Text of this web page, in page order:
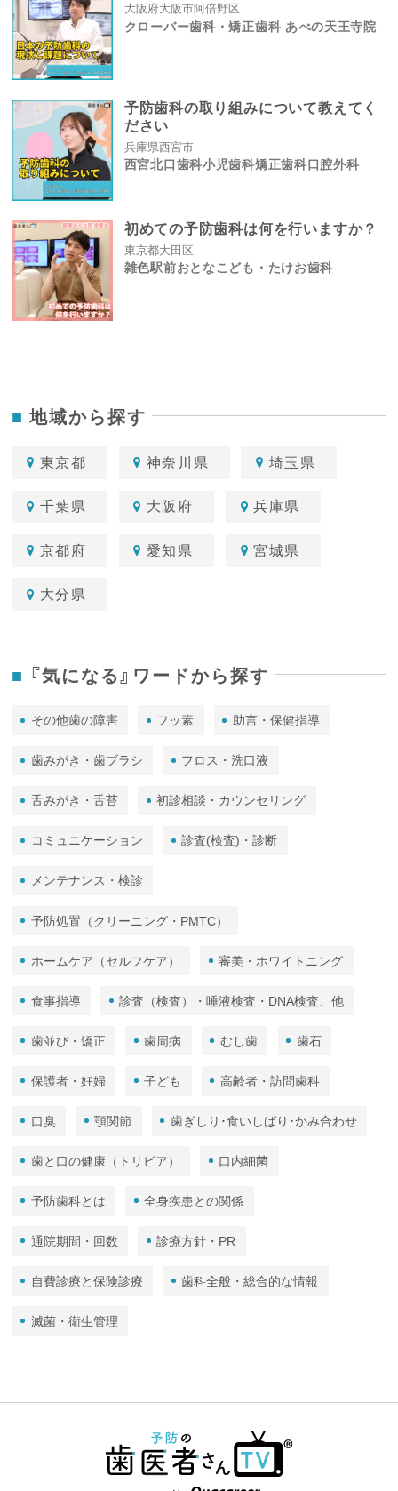
大阪府大阪市阿倍野区
クローバー歯科・矯正歯科 あべの天王寺院
予防歯科の取り組みについて教えてく
ださい
兵庫県西宮市
西宮北口歯科小児歯科矯正歯科口腔外科
初めての予防歯科は何を行いますか？
東京都大田区
雑色駅前おとなこども・たけお歯科
地域から探す
東京都 神奈川県 埼玉県
千葉県 大阪府 兵庫県
京都府 愛知県 宮城県
大分県
『気になる』ワードから探す
その他歯の障害 フッ素 助言・保健指導
歯みがき・歯ブラシ フロス・洗口液
舌みがき・舌苔 初診相談・カウンセリング
コミュニケーション 診査(検査)・診断
メンテナンス・検診
予防処置（クリーニング・PMTC）
ホームケア（セルフケア） 審美・ホワイトニング
食事指導 診査（検査）・唾液検査・DNA検査、他
歯並び・矯正 歯周病 むし歯 歯石
保護者・妊婦 子ども 高齢者・訪問歯科
口臭 顎関節 歯ぎしり･食いしばり･かみ合わせ
歯と口の健康（トリビア） 口内細菌
予防歯科とは 全身疾患との関係
通院期間・回数 診療方針・PR
自費診療と保険診療 歯科全般・総合的な情報
滅菌・衛生管理